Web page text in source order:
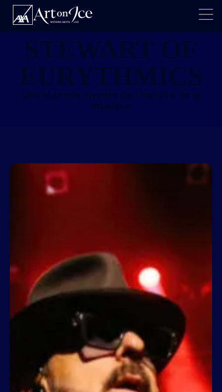
DAVE
STEWART OF
EURYTHMICS
Une légende vivante de l’histoire de la
musique